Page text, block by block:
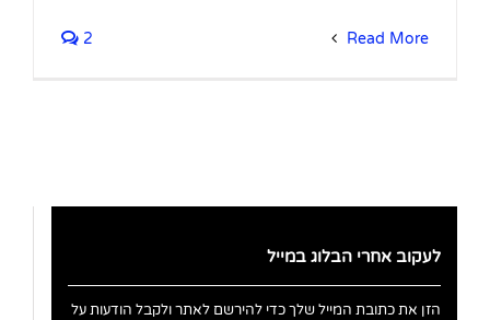
Read More
2
לעקוב אחרי הבלוג במייל
הזן את כתובת המייל שלך כדי להירשם לאתר ולקבל הודעות על